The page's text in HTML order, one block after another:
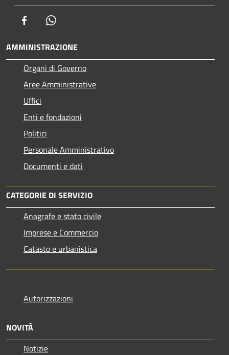
Facebook
AMMINISTRAZIONE
Organi di Governo
Aree Amministrative
Uffici
Enti e fondazioni
Politici
Personale Amministrativo
Documenti e dati
CATEGORIE DI SERVIZIO
Anagrafe e stato civile
Imprese e Commercio
Catasto e urbanistica
Autorizzazioni
NOVITÀ
Notizie